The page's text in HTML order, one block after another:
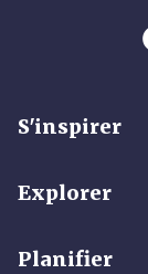
S'inspirer
Explorer
Planifier